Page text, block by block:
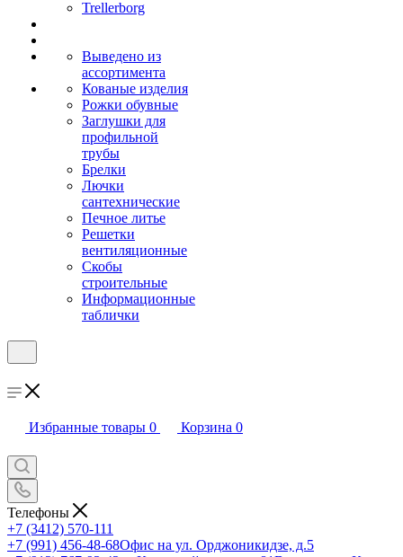
Trellerborg
Выведено из
ассортимента
Кованые изделия
Рожки обувные
Заглушки для
профильной
трубы
Брелки
Лючки
сантехнические
Печное литье
Решетки
вентиляционные
Скобы
строительные
Информационные
таблички
Избранные товары 0 Корзина 0
Телефоны
+7 (3412) 570-111
+7 (991) 456-48-68Офис на ул. Орджоникидзе, д.5